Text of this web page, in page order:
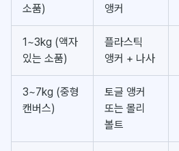
소품)
앵커
1~3kg (액자
있는 소품)
플라스틱
앵커 + 나사
3~7kg (중형
캔버스)
토글 앵커
또는 몰리
볼트